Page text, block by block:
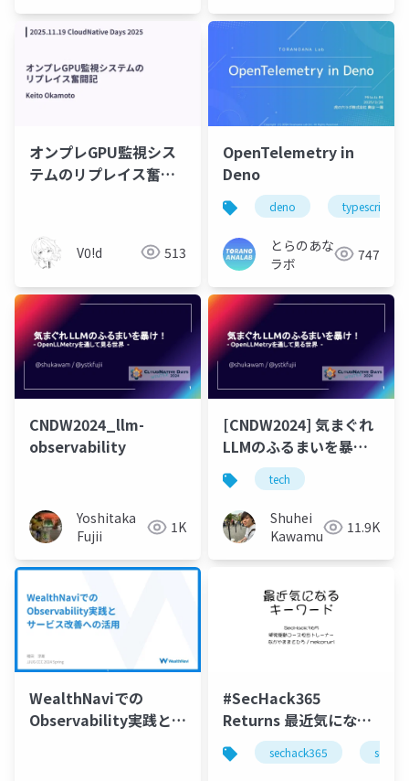
オンプレGPU監視シス
テムのリプレイス奮闘
V0!d 513
OpenTelemetry in
Deno
deno typescript
とらのあな
ラボ
747
CNDW2024_llm-
observability
Yoshitaka
Fujii
1K
[CNDW2024] 気まぐれ
LLMのふるまいを暴
け！ - OpenLLMetryを
通して見る世界 -
tech
Shuhei
Kawamura
11.9K
WealthNaviでの
Observability実践とサ
#SecHack365
Returns 最近気になる
キーワードsechack365